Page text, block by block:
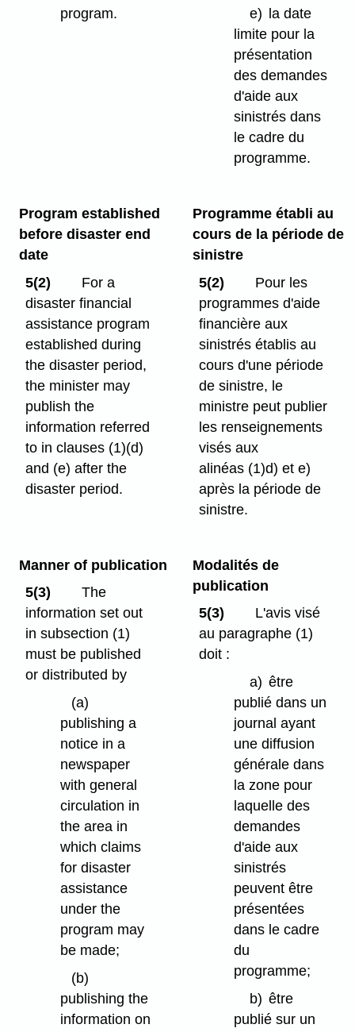
program.
e) la date
limite pour la
présentation
des demandes
d'aide aux
sinistrés dans
le cadre du
programme.
Program established
before disaster end
date
5(2)
For a
disaster financial
assistance program
established during
the disaster period,
the minister may
publish the
information referred
to in clauses (1)⁠(d)
and (e) after the
disaster period.
Programme établi au
cours de la période de
sinistre
5(2)
Pour les
programmes d'aide
financière aux
sinistrés établis au
cours d'une période
de sinistre, le
ministre peut publier
les renseignements
visés aux
alinéas (1)d) et e)
après la période de
sinistre.
Manner of publication
5(3)
The
information set out
in subsection (1)
must be published
or distributed by
(a)
publishing a
notice in a
newspaper
with general
circulation in
the area in
which claims
for disaster
assistance
under the
program may
be made;
(b)
publishing the
information on
Modalités de
publication
5(3)
L'avis visé
au paragraphe (1)
doit :
a) être
publié dans un
journal ayant
une diffusion
générale dans
la zone pour
laquelle des
demandes
d'aide aux
sinistrés
peuvent être
présentées
dans le cadre
du
programme;
b) être
publié sur un